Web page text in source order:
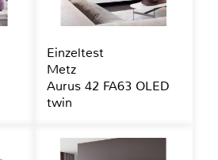
Einzeltest
Metz
Aurus 42 FA63 OLED
twin